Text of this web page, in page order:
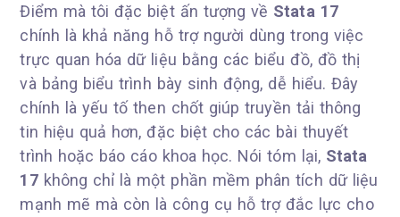
Điểm mà tôi đặc biệt ấn tượng về Stata 17
chính là khả năng hỗ trợ người dùng trong việc
trực quan hóa dữ liệu bằng các biểu đồ, đồ thị
và bảng biểu trình bày sinh động, dễ hiểu. Đây
chính là yếu tố then chốt giúp truyền tải thông
tin hiệu quả hơn, đặc biệt cho các bài thuyết
trình hoặc báo cáo khoa học. Nói tóm lại, Stata
17không chỉ là một phần mềm phân tích dữ liệu
mạnh mẽ mà còn là công cụ hỗ trợ đắc lực cho